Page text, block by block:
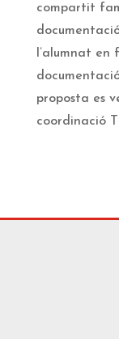
compartit
l’alumnat en
proposta es
coordinació